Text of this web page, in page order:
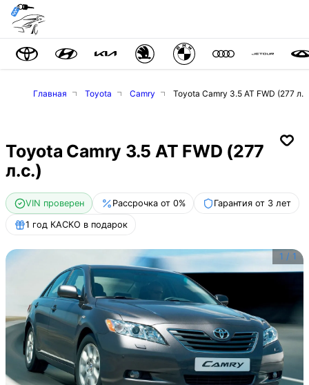
Главная Toyota Camry Toyota Camry 3.5 AT FWD (277
Toyota Camry 3.5 AT FWD (277
л.с.)
VIN проверен Рассрочка от 0% Гарантия от 3 лет
1 год КАСКО в подарок
1 / 1